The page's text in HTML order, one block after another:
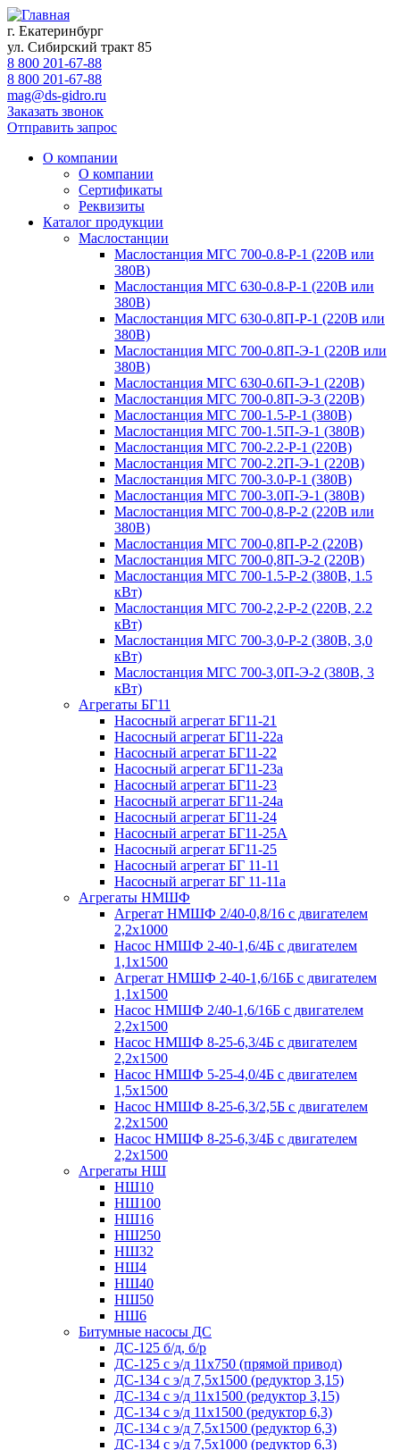
г. Екатеринбург
ул. Сибирский тракт 85
8 800 201-67-88
8 800 201-67-88
mag@ds-gidro.ru
Заказать звонок
Отправить запрос
О компании
О компании
Сертификаты
Реквизиты
Каталог продукции
Маслостанции
Маслостанция МГС 700-0.8-Р-1 (220В или
380В)
Маслостанция МГС 630-0.8-Р-1 (220В или
380В)
Маслостанция МГС 630-0.8П-Р-1 (220В или
380В)
Маслостанция МГС 700-0.8П-Э-1 (220В или
380В)
Маслостанция МГС 630-0.6П-Э-1 (220В)
Маслостанция МГС 700-0.8П-Э-3 (220В)
Маслостанция МГС 700-1.5-Р-1 (380В)
Маслостанция МГС 700-1.5П-Э-1 (380В)
Маслостанция МГС 700-2.2-Р-1 (220В)
Маслостанция МГС 700-2.2П-Э-1 (220В)
Маслостанция МГС 700-3.0-Р-1 (380В)
Маслостанция МГС 700-3.0П-Э-1 (380В)
Маслостанция МГС 700-0,8-Р-2 (220В или
380В)
Маслостанция МГС 700-0,8П-Р-2 (220В)
Маслостанция МГС 700-0,8П-Э-2 (220В)
Маслостанция МГС 700-1.5-Р-2 (380В, 1.5
кВт)
Маслостанция МГС 700-2,2-Р-2 (220В, 2.2
кВт)
Маслостанция МГС 700-3,0-Р-2 (380В, 3,0
кВт)
Маслостанция МГС 700-3,0П-Э-2 (380В, 3
кВт)
Агрегаты БГ11
Насосный агрегат БГ11-21
Насосный агрегат БГ11-22а
Насосный агрегат БГ11-22
Насосный агрегат БГ11-23а
Насосный агрегат БГ11-23
Насосный агрегат БГ11-24а
Насосный агрегат БГ11-24
Насосный агрегат БГ11-25А
Насосный агрегат БГ11-25
Насосный агрегат БГ 11-11
Насосный агрегат БГ 11-11а
Агрегаты НМШФ
Агрегат НМШФ 2/40-0,8/16 с двигателем
2,2х1000
Насос НМШФ 2-40-1,6/4Б с двигателем
1,1х1500
Агрегат НМШФ 2-40-1,6/16Б с двигателем
1,1х1500
Насос НМШФ 2/40-1,6/16Б с двигателем
2,2х1500
Насос НМШФ 8-25-6,3/4Б с двигателем
2,2х1500
Насос НМШФ 5-25-4,0/4Б с двигателем
1,5х1500
Насос НМШФ 8-25-6,3/2,5Б с двигателем
2,2х1500
Насос НМШФ 8-25-6,3/4Б с двигателем
2,2х1500
Агрегаты НШ
НШ10
НШ100
НШ16
НШ250
НШ32
НШ4
НШ40
НШ50
НШ6
Битумные насосы ДС
ДС-125 б/д, б/р
ДС-125 с э/д 11х750 (прямой привод)
ДС-134 с э/д 7,5х1500 (редуктор 3,15)
ДС-134 с э/д 11х1500 (редуктор 3,15)
ДС-134 с э/д 11х1500 (редуктор 6,3)
ДС-134 с э/д 7,5х1500 (редуктор 6,3)
ДС-134 с э/д 7,5х1000 (редуктор 6,3)